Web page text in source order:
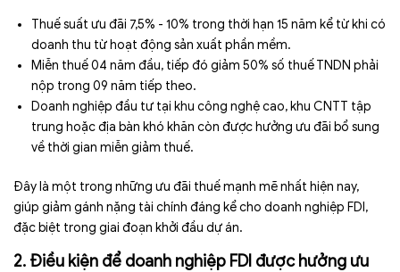
Thuế suất ưu đãi 7,5% - 10% trong thời hạn 15 năm kể từ khi có
doanh thu từ hoạt động sản xuất phần mềm.
Miễn thuế 04 năm đầu, tiếp đó giảm 50% số thuế TNDN phải
nộp trong 09 năm tiếp theo.
Doanh nghiệp đầu tư tại khu công nghệ cao, khu CNTT tập
trung hoặc địa bàn khó khăn còn được hưởng ưu đãi bổ sung
về thời gian miễn giảm thuế.
Đây là một trong những ưu đãi thuế mạnh mẽ nhất hiện nay,
giúp giảm gánh nặng tài chính đáng kể cho doanh nghiệp FDI,
đặc biệt trong giai đoạn khởi đầu dự án.
2. Điều kiện để doanh nghiệp FDI được hưởng ưu